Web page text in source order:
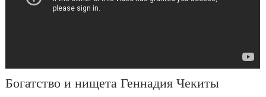
Богатство и нищета Геннадия Чекиты